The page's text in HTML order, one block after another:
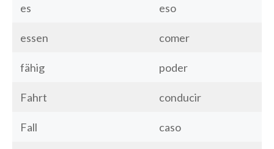
es eso
essen comer
fähig poder
Fahrt conducir
Fall caso